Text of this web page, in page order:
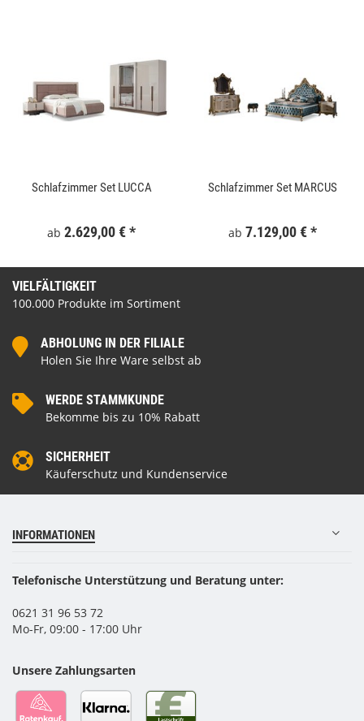
Schlafzimmer Set LUCCA
ab 2.629,00 €*
Schlafzimmer Set MARCUS
ab 7.129,00 €*
VIELFÄLTIGKEIT
100.000 Produkte im Sortiment
ABHOLUNG IN DER FILIALE
Holen Sie Ihre Ware selbst ab
WERDE STAMMKUNDE
Bekomme bis zu 10% Rabatt
SICHERHEIT
Käuferschutz und Kundenservice
INFORMATIONEN
Telefonische Unterstützung und Beratung unter:
0621 31 96 53 72
Mo-Fr, 09:00 - 17:00 Uhr
Unsere Zahlungsarten